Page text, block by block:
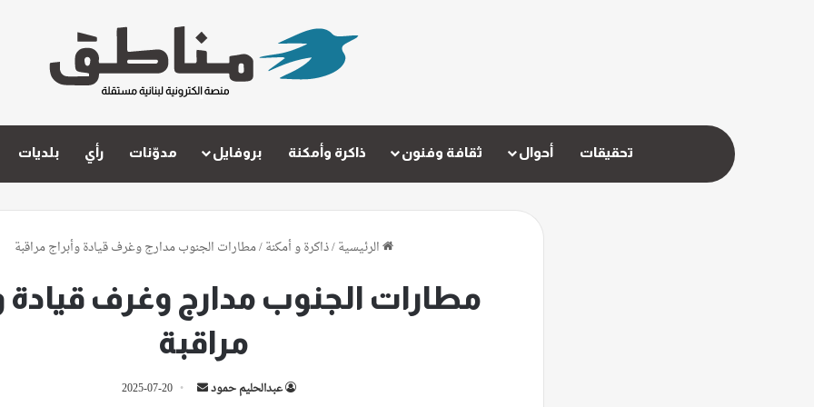
تحقيقات أحوال ثقافة وفنون ذاكرة وأمكنة بروفايل مدوّنات رأي بلديات
الرئيسية/ذاكرة و أمكنة/مطارات الجنوب مدارج وغرف قيادة وأبراج مراقبة
مطارات الجنوب مدارج وغرف قيادة
مراقبة
عبدالحليم حمود
أرسل 2025-07-20